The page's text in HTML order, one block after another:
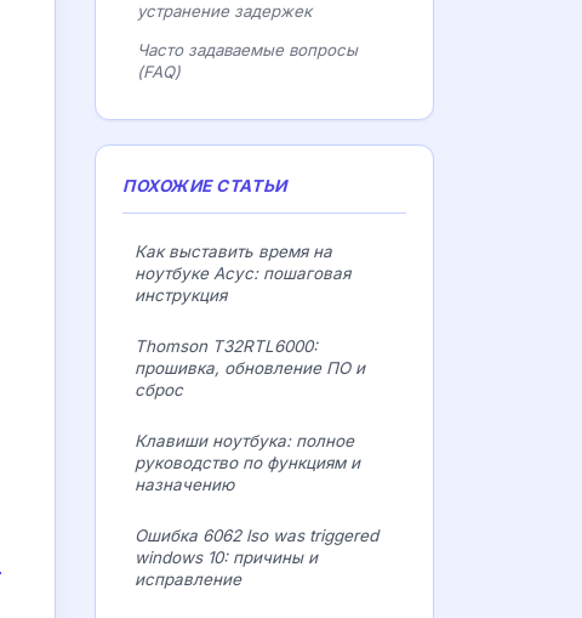
устранение задержек
Часто задаваемые вопросы
(FAQ)
ПОХОЖИЕ СТАТЬИ
Как выставить время на
ноутбуке Асус: пошаговая
инструкция
Thomson T32RTL6000:
прошивка, обновление ПО и
сброс
Клавиши ноутбука: полное
руководство по функциям и
назначению
Ошибка 6062 lso was triggered
windows 10: причины и
исправление